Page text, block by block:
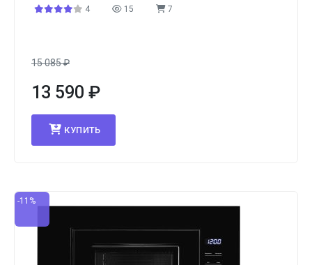
4
15 7
15 085₽
13 590 ₽
КУПИТЬ
-11%